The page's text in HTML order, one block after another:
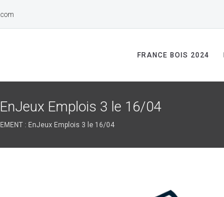
FRANCE BOIS 2024
EnJeux Emplois 3 le 16/04
: EnJeux Emplois 3 le 16/04